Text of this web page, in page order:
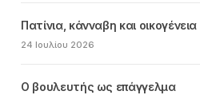
Πατίνια, κάνναβη και οικογένεια
24 Ιουλίου 2026
Ο βουλευτής ως επάγγελμα